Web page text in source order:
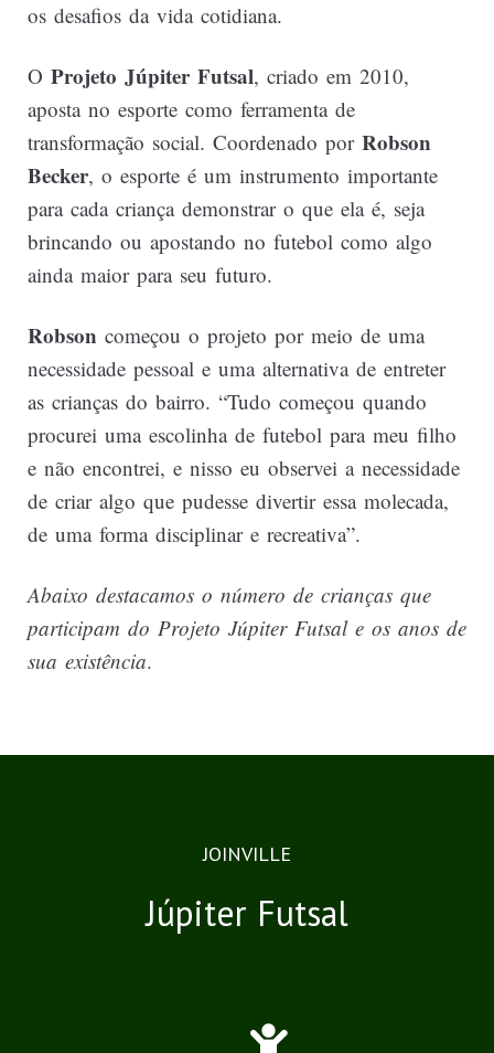
os desafios da vida cotidiana.
O Projeto Júpiter Futsal, criado em 2010,
aposta no esporte como ferramenta de
transformação social. Coordenado por Robson
Becker, o esporte é um instrumento importante
para cada criança demonstrar o que ela é, seja
brincando ou apostando no futebol como algo
ainda maior para seu futuro.
Robson começou o projeto por meio de uma
necessidade pessoal e uma alternativa de entreter
as crianças do bairro. “Tudo começou quando
procurei uma escolinha de futebol para meu filho
e não encontrei, e nisso eu observei a necessidade
de criar algo que pudesse divertir essa molecada,
de uma forma disciplinar e recreativa”.
Abaixo destacamos o número de crianças que
participam do Projeto Júpiter Futsal e os anos de
sua existência.
JOINVILLE
Júpiter Futsal